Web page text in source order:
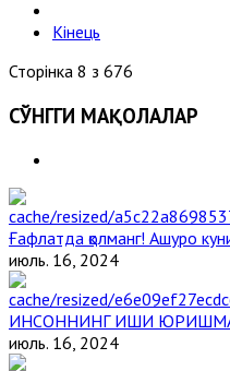
Кінець
Сторінка 8 з 676
СЎНГГИ МАҚОЛАЛАР
Ғафлатда қолманг! Ашуро
июль. 16, 2024
ИНСОННИНГ ИШИ
июль. 16, 2024